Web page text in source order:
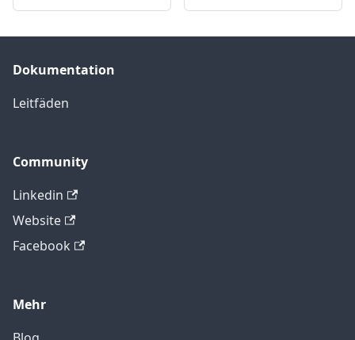
Dokumentation
Leitfäden
Community
Linkedin
Website
Facebook
Mehr